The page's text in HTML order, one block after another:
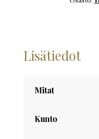
Lisätiedot
Mitat
Kunto